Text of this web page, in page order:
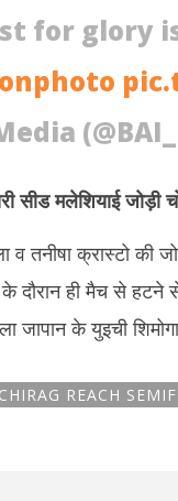
for glory
सीड मलेशियाई जोड़ी
तनीषा क्रास्टो की
दौरान ही मैच से
जापान के युइची
REACH